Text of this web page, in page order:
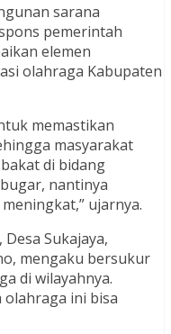
sarana
pemerintah
elemen
olahraga Kabupaten
memastikan
masyarakat
di bidang
nantinya
ujarnya.
Sukajaya,
mengaku bersukur
di wilayahnya.
olahraga ini bisa